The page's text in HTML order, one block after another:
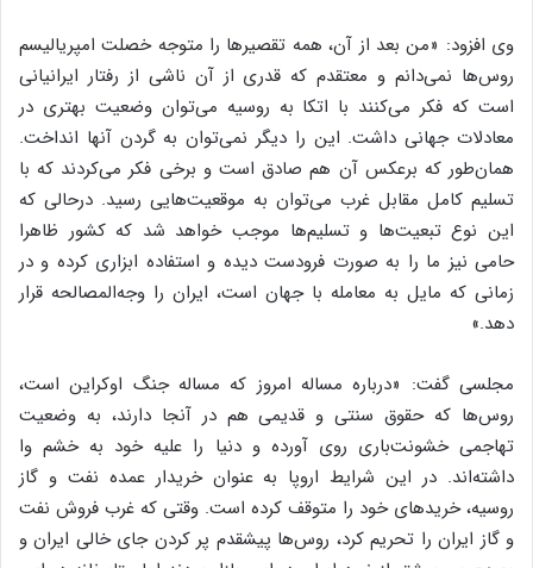
وی افزود: «من بعد از آن، همه تقصیرها را متوجه خصلت امپریالیسم
روس‌ها نمی‌دانم و معتقدم که قدری از آن ناشی از رفتار ایرانیانی
است که فکر می‌کنند با اتکا به روسیه می‌توان وضعیت بهتری در
معادلات جهانی داشت. این را دیگر نمی‌توان به گردن آنها انداخت.
همان‌طور که برعکس آن هم صادق است و برخی فکر می‌کردند که با
تسلیم کامل مقابل غرب می‌توان به موقعیت‌هایی رسید. درحالی که
این نوع تبعیت‌ها و تسلیم‌ها موجب خواهد شد که کشور ظاهرا
حامی نیز ما را به صورت فرودست دیده و استفاده ابزاری کرده و در
زمانی که مایل به معامله با جهان است، ایران را وجه‌المصالحه قرار
دهد.»
مجلسی گفت: «درباره مساله امروز که مساله جنگ اوکراین است،
روس‌ها که حقوق سنتی و قدیمی هم در آنجا دارند، به وضعیت
تهاجمی خشونت‌باری روی آورده و دنیا را علیه خود به خشم وا
داشته‌اند. در این شرایط اروپا به عنوان خریدار عمده نفت و گاز
روسیه، خریدهای خود را متوقف کرده است. وقتی که غرب فروش نفت
و گاز ایران را تحریم کرد، روس‌ها پیشقدم پر کردن جای خالی ایران و